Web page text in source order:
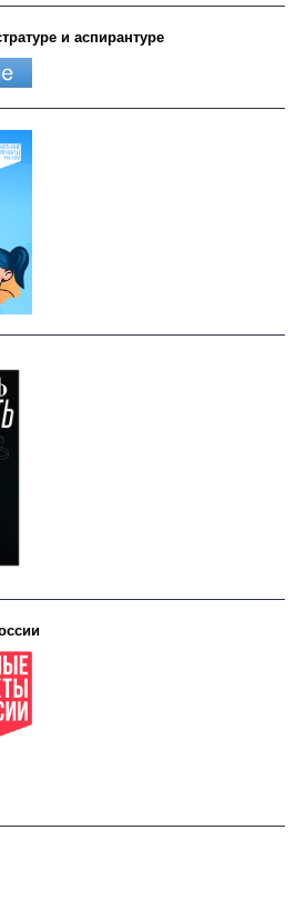
и аспирантуре